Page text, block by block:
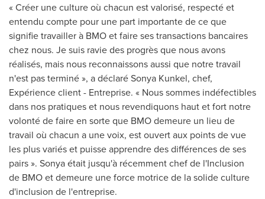
« Créer une culture où chacun est valorisé, respecté et
entendu compte pour une part importante de ce que
signifie travailler à BMO et faire ses transactions bancaires
chez nous. Je suis ravie des progrès que nous avons
réalisés, mais nous reconnaissons aussi que notre travail
n'est pas terminé », a déclaréSonya Kunkel, chef,
Expérience client - Entreprise. « Nous sommes indéfectibles
dans nos pratiques et nous revendiquons haut et fort notre
volonté de faire en sorte que BMO demeure un lieu de
travail où chacun a une voix, est ouvert aux points de vue
les plus variés et puisse apprendre des différences de ses
pairs ». Sonya était jusqu'à récemment chef de l'Inclusion
de BMO et demeure une force motrice de la solide culture
d'inclusion de l'entreprise.